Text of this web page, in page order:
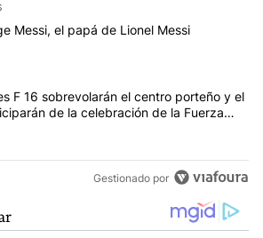
artículos con más comentarios en los
con el título "Murió Jorge Messi, el
Messi, el papá de Lionel Messi
con el título "Los aviones F 16
F 16 sobrevolarán el centro porteño y el
de la celebración de la Fuerza
Gestionado por